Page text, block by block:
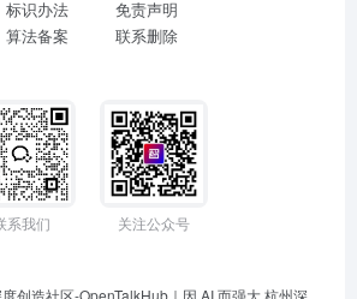
标识办法
算法备案
免责声明
联系删除
系我们 关注公众号